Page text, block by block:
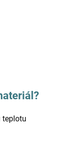
teplotu